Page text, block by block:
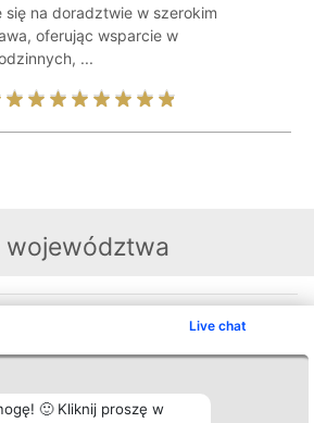
Live chat
🙂 Kliknij proszę w
się na doradztwie w szerokim
oferując wsparcie w
...
województwa
Zasady
Regulamin
Kontakt